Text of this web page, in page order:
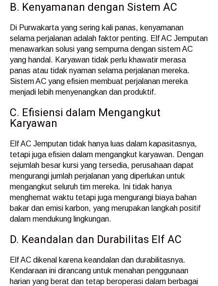
B. Kenyamanan dengan Sistem AC
Di Purwakarta yang sering kali panas, kenyamanan
selama perjalanan adalah faktor penting. Elf AC Jemputan
menawarkan solusi yang sempurna dengan sistem AC
yang handal. Karyawan tidak perlu khawatir merasa
panas atau tidak nyaman selama perjalanan mereka.
Sistem AC yang efisien membuat perjalanan mereka
menjadi lebih menyenangkan dan produktif.
C. Efisiensi dalam Mengangkut
Karyawan
Elf AC Jemputan tidak hanya luas dalam kapasitasnya,
tetapi juga efisien dalam mengangkut karyawan. Dengan
sejumlah besar kursi yang tersedia, perusahaan dapat
mengurangi jumlah perjalanan yang diperlukan untuk
mengangkut seluruh tim mereka. Ini tidak hanya
menghemat waktu tetapi juga mengurangi biaya bahan
bakar dan emisi karbon, yang merupakan langkah positif
dalam mendukung lingkungan.
D. Keandalan dan Durabilitas Elf AC
Elf AC dikenal karena keandalan dan durabilitasnya.
Kendaraan ini dirancang untuk menahan penggunaan
harian yang berat dan tetap beroperasi dalam berbagai